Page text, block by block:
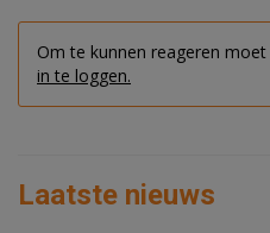
Om te kunnen reageren
in te loggen.
Laatste nieuws